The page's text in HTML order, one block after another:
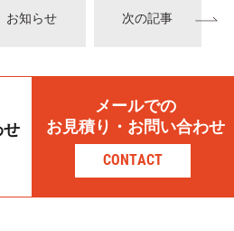
お知らせ 次の記事
せ
メールでの
お見積り・お問い合わせ
CONTACT